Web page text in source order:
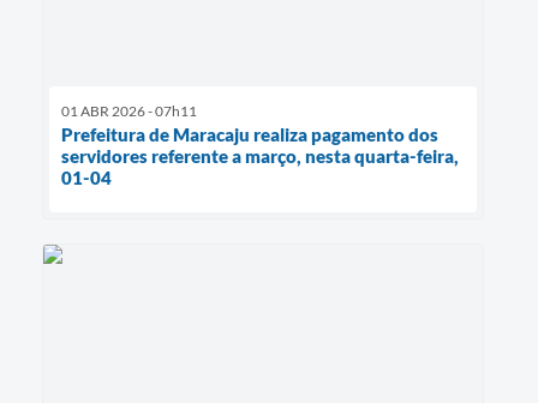
01 ABR 2026 - 07h11
Prefeitura de Maracaju realiza pagamento dos
servidores referente a março, nesta quarta-feira,
01-04